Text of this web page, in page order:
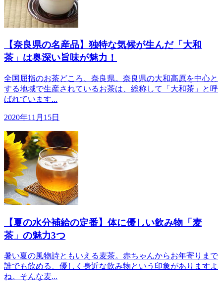
【奈良県の名産品】独特な気候が生んだ「大和
茶」は奥深い旨味が魅力！
全国屈指のお茶どころ、奈良県。奈良県の大和高原を中心と
する地域で生産されているお茶は、総称して「大和茶」と呼
ばれています...
2020年11月15日
【夏の水分補給の定番】体に優しい飲み物「麦
茶」の魅力3つ
暑い夏の風物詩ともいえる麦茶。赤ちゃんからお年寄りまで
誰でも飲める、優しく身近な飲み物という印象がありますよ
ね。そんな麦...